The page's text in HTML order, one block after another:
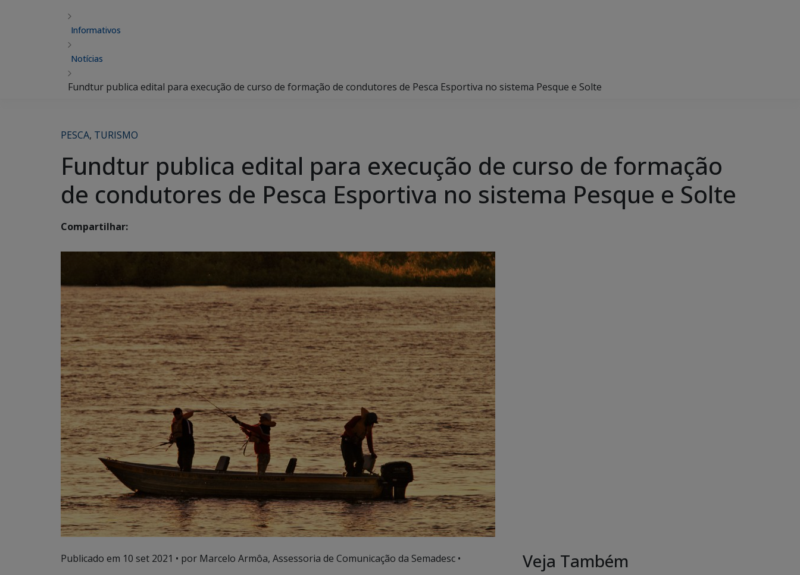
Informativos
Notícias
Fundtur publica edital para execução de curso de formação de condutores de Pesca Esportiva no sistema Pesque e Solte
PESCA, TURISMO
Fundtur publica edital para execução de curso de formação
de condutores de Pesca Esportiva no sistema Pesque e Solte
Compartilhar:
Publicado em 10 set 2021 • por Marcelo Armôa, Assessoria de Comunicação da Semadesc •
Veja Também